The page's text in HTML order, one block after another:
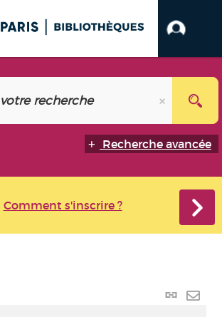
Recherche avancée
Comment s'inscrire ?
Lien